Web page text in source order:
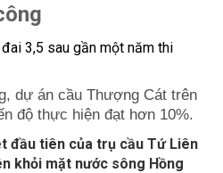
dự án cầu Thượng Cát trên
độ thực hiện đạt hơn 10%.
đầu tiên của trụ cầu Tứ Liên
khỏi mặt nước sông Hồng